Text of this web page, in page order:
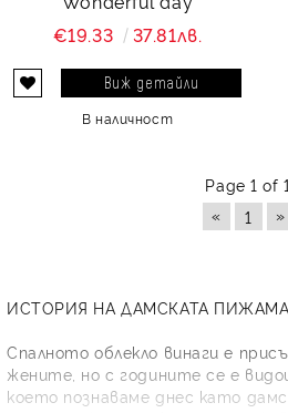
€19.33
37.81лв.
Виж детайли
В наличност
Page 1 of 1
«
1 »
ИСТОРИЯ НА ДАМСКАТА ПИЖАМА
Спалното облекло винаги е
жените, но с годините се е
което познаваме днес като